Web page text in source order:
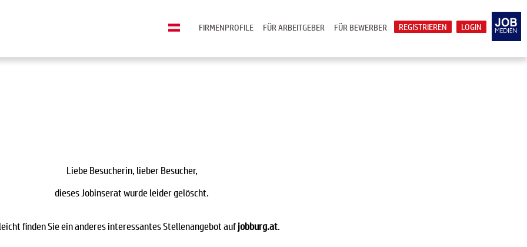
LOGIN
REGISTRIEREN
FÜR BEWERBER
FÜR ARBEITGEBER
FIRMENPROFILE
Liebe Besucherin, lieber Besucher,
dieses Jobinserat wurde leider gelöscht.
finden Sie ein anderes interessantes Stellenangebot aufjobburg.at.